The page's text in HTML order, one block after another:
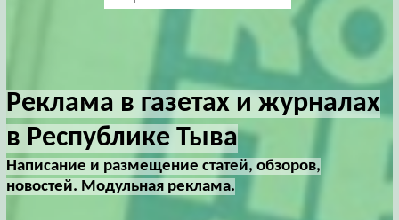
Реклама в газетах и журналах
в Республике Тыва
Написание и размещение статей, обзоров,
новостей. Модульная реклама.